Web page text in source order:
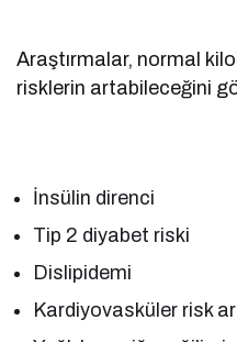
Araştırmalar, normal
risklerin artabileceğini
İnsülin direnci
Tip 2 diyabet riski
Dislipidemi
Kardiyovasküler risk